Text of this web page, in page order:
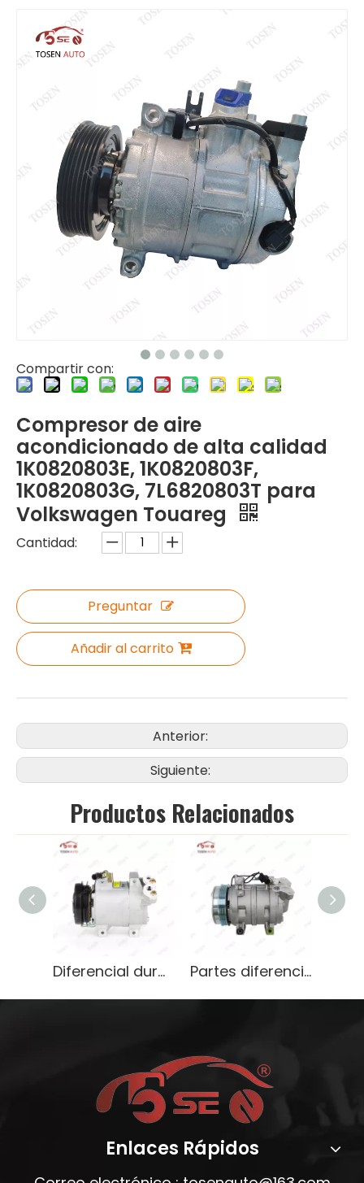
Compartir con:
Compresor de aire
acondicionado de alta calidad
1K0820803E, 1K0820803F,
1K0820803G, 7L6820803T para
Volkswagen Touareg
Cantidad:
Preguntar
Añadir al carrito
Anterior:
Siguiente:
Productos Relacionados
Diferencial duradero para Mitsubishi L200 Triton Pajero 2.5D Partes diferenciales de alta calidad para Mitsubishi Zinger 2005 L200
Enlaces Rápidos